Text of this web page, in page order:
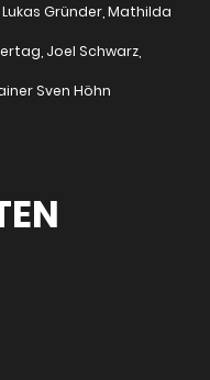
Gründer, Mathilda
Joel Schwarz,
Sven Höhn